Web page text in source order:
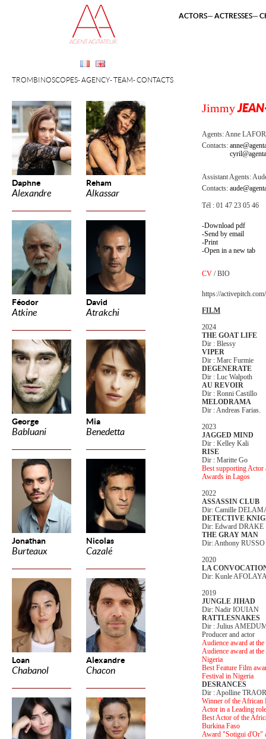
Daphne
Alexandre
Reham
Alkassar
Féodor
Atkine
David
Atrakchi
George
Babluani
Mia
Benedetta
Jonathan
Burteaux
Nicolas
Cazalé
Loan
Chabanol
Alexandre
Chacon
TROMBINOSCOPES AGENCY TEAM CONTACTS
ACTORS ACTRESSES
Jimmy
Agents:Anne
Contacts:
Assistant Agents:
Contacts:
Tél : 01 47 23 05 46
Download pdf
Send by email
Print
Open in a new tab
CV /BIO
https://
FILM
2024
THE GOAT LIFE
Dir : Blessy
VIPER
Dir : Marc Furmie
DEGENERATE
Dir : Luc Walpoth
AU REVOIR
Dir : Ronni Castillo
MELODRAMA
Dir : Andreas Farias.
2023
JAGGED MIND
Dir : Kelley Kali
RISE
Dir : Maritte Go
Best supporting
Awards in Lagos
2022
ASSASSIN CLUB
Dir: Camille
DETECTIVE
Dir: Edward DRAKE
THE GRAY MAN
Dir: Anthony RUSSO
2020
LA
Dir: Kunle
2019
JUNGLE JIHAD
Dir: Nadir IOUIAN
RATTLESNAKES
Dir : Julius
Producer and actor
Audience award at
Audience award at
Nigeria
Best Feature Film
Festival in Nigeria
DESRANCES
Dir : Apolline
Winner of the African
Actor in a Leading role
Best Actor of the
Burkina Faso
Award "Sotigui d'Or"